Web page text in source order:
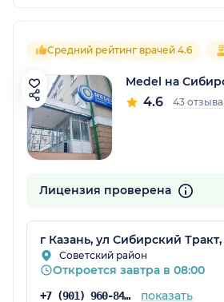
Средний рейтинг врачей 4.6
Medel на
4.6 43 отзыва
Лицензия проверена
г Казань, ул Сибирский
Советский район
Откроется завтра в 08:00
+7 (901) 960-84-71 показать